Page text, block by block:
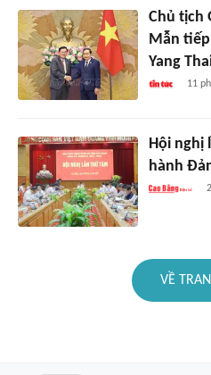
Chủ tịch
Mẫn
Yang
11
Hội nghị
hành
VỀ